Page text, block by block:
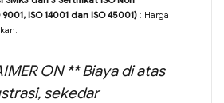
ISO 14001 dan ISO 45001): Harga
ON ** Biaya di atas
sekedar